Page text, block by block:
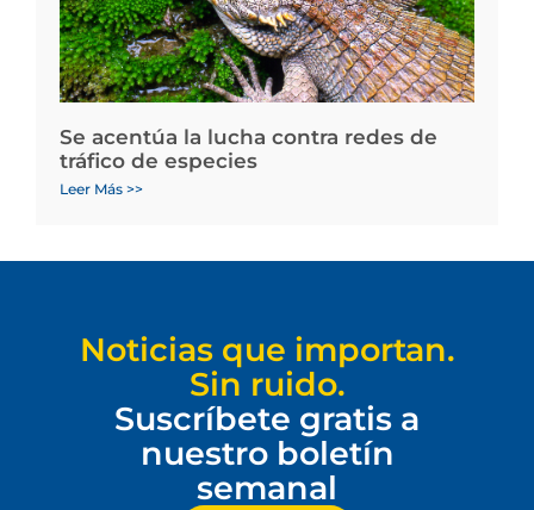
Se acentúa la lucha contra redes de
tráfico de especies
Leer Más >>
Noticias que importan.
Sin ruido.
Suscríbete gratis a
nuestro boletín
semanal